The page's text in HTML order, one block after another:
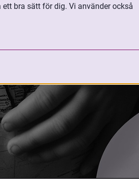
bra sätt för dig. Vi använder också